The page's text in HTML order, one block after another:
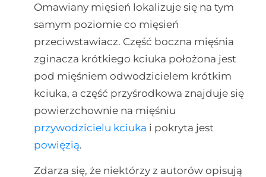
Omawiany mięsień lokalizuje się na tym
samym poziomie co mięsień
przeciwstawiacz. Część boczna mięśnia
zginacza krótkiego kciuka położona jest
pod mięśniem odwodzicielem krótkim
kciuka, a część przyśrodkowa znajduje się
powierzchownie na mięśniu
przywodzicielu kciuka i pokryta jest
powięzią.
Zdarza się, że niektórzy z autorów opisują